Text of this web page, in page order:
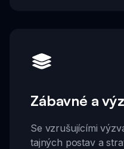
Zábavné a
Se vzrušujícími
tajných postav a